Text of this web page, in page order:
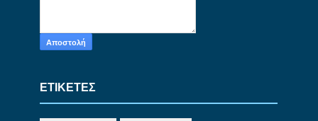
ΕΤΙΚΕΤΕΣ